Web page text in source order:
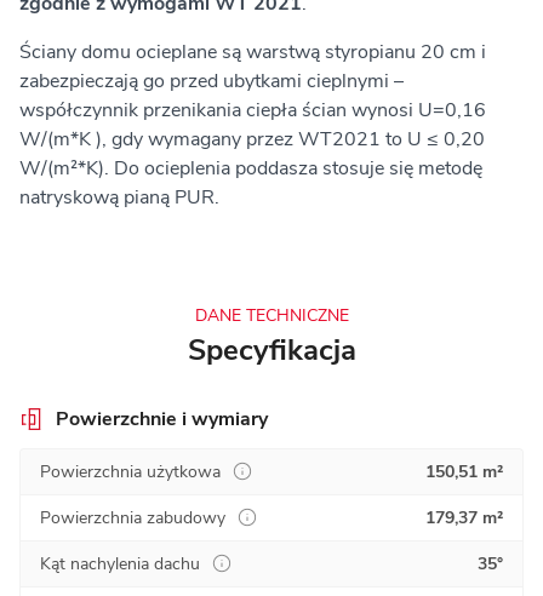
Ściany domu ocieplane są warstwą styropianu 20 cm i
zabezpieczają go przed ubytkami cieplnymi –
współczynnik przenikania ciepła ścian wynosi U=0,16
W/(m*K ), gdy wymagany przez WT2021 to U ≤ 0,20
W/(m²*K). Do ocieplenia poddasza stosuje się metodę
natryskową pianą PUR.
DANE TECHNICZNE
Specyfikacja
Powierzchnie i wymiary
Powierzchnia użytkowa
150,51 m²
Powierzchnia zabudowy
179,37 m²
Kąt nachylenia dachu
35°